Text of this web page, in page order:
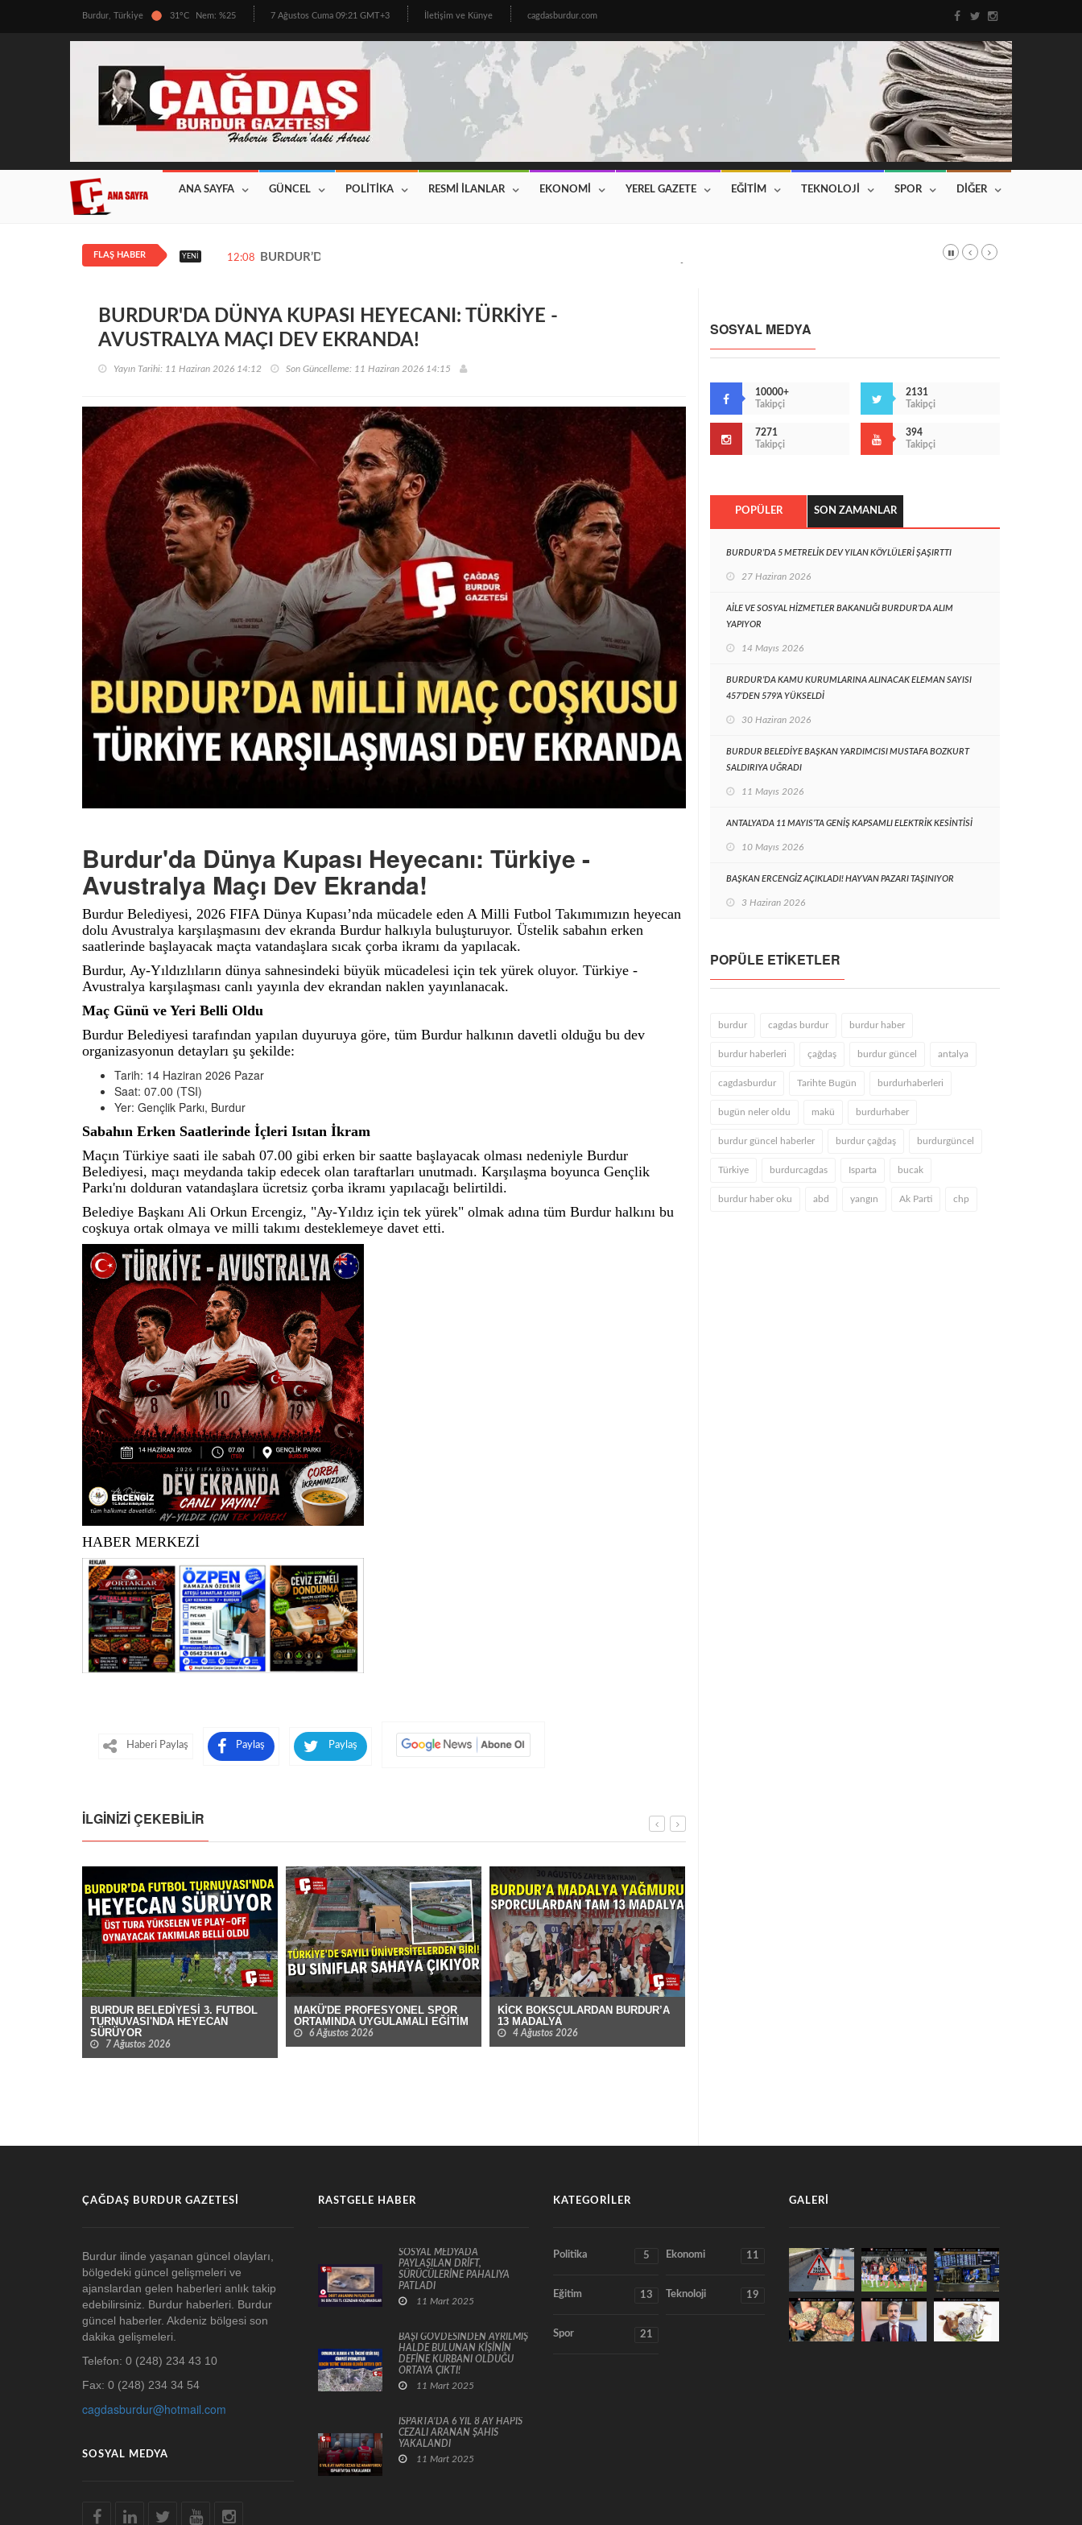
Burdur, Türkiye 31°C Nem: %25 7 Ağustos Cuma 09:21 GMT+3 İletişim ve Künye cagdasburdur.com
ANA SAYFA GÜNCEL POLİTİKA RESMİ İLANLAR EKONOMİ YEREL GAZETE EĞİTİM TEKNOLOJİ SPOR DİĞER
FLAŞ HABER YENI 12:08 BURDUR’DA ÜRETİCİNİN BEKLEDİĞİ HABER GELDİ! 2026 YILI FİYATLAR AÇIKLANDI
BURDUR'DA DÜNYA KUPASI HEYECANI: TÜRKİYE -
AVUSTRALYA MAÇI DEV EKRANDA!
Yayın Tarihi: 11 Haziran 2026 14:12 Son Güncelleme: 11 Haziran 2026 14:15
Burdur'da Dünya Kupası Heyecanı: Türkiye -
Avustralya Maçı Dev Ekranda!
Burdur Belediyesi, 2026 FIFA Dünya Kupası’nda mücadele eden A Milli Futbol Takımımızın heyecan
dolu Avustralya karşılaşmasını dev ekranda Burdur halkıyla buluşturuyor. Üstelik sabahın erken
saatlerinde başlayacak maçta vatandaşlara sıcak çorba ikramı da yapılacak.
Burdur, Ay-Yıldızlıların dünya sahnesindeki büyük mücadelesi için tek yürek oluyor. Türkiye -
Avustralya karşılaşması canlı yayınla dev ekrandan naklen yayınlanacak.
Maç Günü ve Yeri Belli Oldu
Burdur Belediyesi tarafından yapılan duyuruya göre, tüm Burdur halkının davetli olduğu bu dev
organizasyonun detayları şu şekilde:
Tarih: 14 Haziran 2026 Pazar
Saat: 07.00 (TSI)
Yer: Gençlik Parkı, Burdur
Sabahın Erken Saatlerinde İçleri Isıtan İkram
Maçın Türkiye saati ile sabah 07.00 gibi erken bir saatte başlayacak olması nedeniyle Burdur
Belediyesi, maçı meydanda takip edecek olan taraftarları unutmadı. Karşılaşma boyunca Gençlik
Parkı'nı dolduran vatandaşlara ücretsiz çorba ikramı yapılacağı belirtildi.
Belediye Başkanı Ali Orkun Ercengiz, "Ay-Yıldız için tek yürek" olmak adına tüm Burdur halkını bu
coşkuya ortak olmaya ve milli takımı desteklemeye davet etti.
HABER MERKEZİ
Haberi Paylaş Paylaş Paylaş
İLGINIZI ÇEKEBILIR
BURDUR BELEDİYESİ 3. FUTBOL
TURNUVASI'NDA HEYECAN
SÜRÜYOR
7 Ağustos 2026
MAKÜ'DE PROFESYONEL SPOR
ORTAMINDA UYGULAMALI EĞİTİM
6 Ağustos 2026
KİCK BOKSÇULARDAN BURDUR’A
13 MADALYA
4 Ağustos 2026
SOSYAL MEDYA
10000+
Takipçi
2131
Takipçi
7271
Takipçi
394
Takipçi
POPÜLER SON ZAMANLAR
BURDUR’DA 5 METRELİK DEV YILAN KÖYLÜLERİ ŞAŞIRTTI
27 Haziran 2026
AİLE VE SOSYAL HİZMETLER BAKANLIĞI BURDUR’DA ALIM
YAPIYOR
14 Mayıs 2026
BURDUR’DA KAMU KURUMLARINA ALINACAK ELEMAN SAYISI
457’DEN 579’A YÜKSELDİ
30 Haziran 2026
BURDUR BELEDİYE BAŞKAN YARDIMCISI MUSTAFA BOZKURT
SALDIRIYA UĞRADI
11 Mayıs 2026
ANTALYA’DA 11 MAYIS’TA GENİŞ KAPSAMLI ELEKTRİK KESİNTİSİ
10 Mayıs 2026
BAŞKAN ERCENGİZ AÇIKLADI! HAYVAN PAZARI TAŞINIYOR
3 Haziran 2026
POPÜLE ETIKETLER
burdur cagdas burdur burdur haber
burdur haberleri çağdaş burdur güncel antalya
cagdasburdur Tarihte Bugün burdurhaberleri
bugün neler oldu makü burdurhaber
burdur güncel haberler burdur çağdaş burdurgüncel
Türkiye burdurcagdas Isparta bucak
burdur haber oku abd yangın Ak Parti chp
ÇAĞDAŞ BURDUR GAZETESI
Burdur ilinde yaşanan güncel olayları,
bölgedeki güncel gelişmeleri ve
ajanslardan gelen haberleri anlık takip
edebilirsiniz. Burdur haberleri. Burdur
güncel haberler. Akdeniz bölgesi son
dakika gelişmeleri.
Telefon: 0 (248) 234 43 10
Fax: 0 (248) 234 34 54
cagdasburdur@hotmail.com
SOSYAL MEDYA
RASTGELE HABER
SOSYAL MEDYADA
PAYLAŞILAN DRİFT,
SÜRÜCÜLERİNE PAHALIYA
PATLADI
11 Mart 2025
BAŞI GÖVDESİNDEN AYRILMIŞ
HALDE BULUNAN KİŞİNİN
DEFİNE KURBANI OLDUĞU
ORTAYA ÇIKTI!
11 Mart 2025
ISPARTA’DA 6 YIL 8 AY HAPİS
CEZALI ARANAN ŞAHIS
YAKALANDI
11 Mart 2025
KATEGORILER
Politika 5 Ekonomi 11
Eğitim 13 Teknoloji 19
Spor 21
GALERI